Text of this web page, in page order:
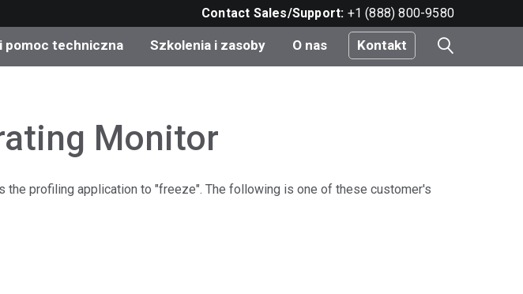
Contact Sales/Support: +1 (888) 800-9580
aktualizacje
Aktualne promocje
Sklep internetowy
Produkty konsumenckie
pomoc techniczna Szkolenia i zasoby
Najpopularniejsze pliki do
O nas Kontakt
Monitor
profiling application to "freeze". The following is one of these customer's